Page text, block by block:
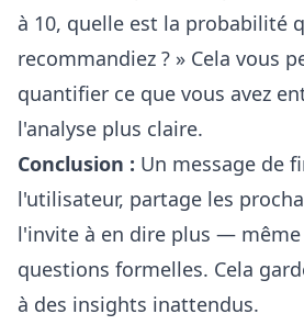
à 10, quelle est la probabilité
recommandiez ? » Cela vous
quantifier ce que vous avez
l'analyse plus claire.
Conclusion : Un message de
l'utilisateur, partage les
l'invite à en dire plus — même
questions formelles. Cela
à des insights inattendus.